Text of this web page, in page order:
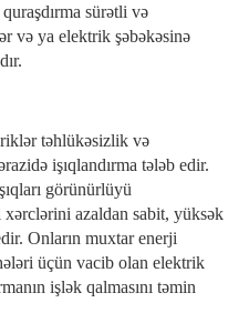
sürətli və
və ya elektrik şəbəkəsinə
təhlükəsizlik və
işıqlandırma tələb edir.
görünürlüyü
xərclərini azaldan sabit, yüksək
Onların muxtar enerji
üçün vacib olan elektrik
işlək qalmasını təmin